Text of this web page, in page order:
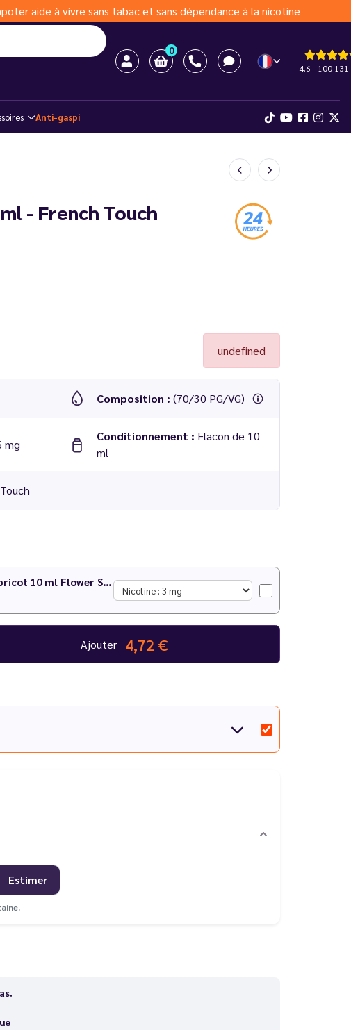
aide à vivre sans tabac et sans dépendance à la nicotine
0
4.6 - 100 131
Anti-gaspi
- French Touch
undefined
Composition : (70/30 PG/VG)
mg
Conditionnement : Flacon de 10
ml
Jasmin Pêche Blanche Abricot 10 ml Flower Season - Le Vapoteur Discount
Ajouter 4,72 €
Estimer